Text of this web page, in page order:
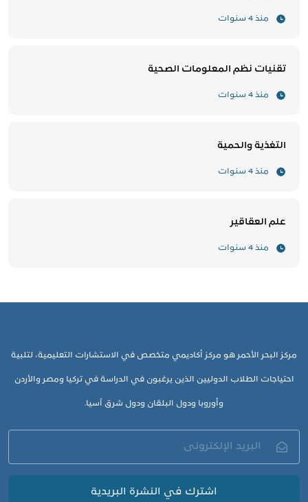
منذ 4 سنوات
تقنيات نظم المعلومات الصحية
منذ 4 سنوات
التغذية والحمية
منذ 4 سنوات
علم العقاقير
منذ 4 سنوات
مركز البحر الأحمر هو مركز أكاديمي متخصص في الاستشارات التعليمية، لتلبية
احتياجات الطلاب الدوليين الذين يرغبون في الدراسة في تركيا ومصر والأردن
وأوروبا ودول البلقان ودول شرق آسيا.
اشترك في النشرة البريدية